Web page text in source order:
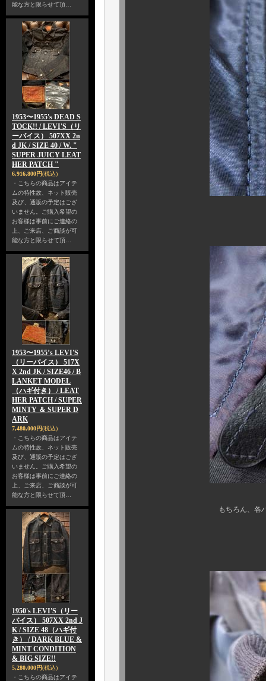
能な方と限らせて頂…
1953〜1955's DEAD S
TOCK!! / LEVI'S（リ
ーバイス） 507XX 2n
d JK / SIZE 40 / W. "
SUPER JUICY LEAT
HER PATCH "
6,916,800円(税込)
・こちらの商品はアイテ
ムの特性故、ネット販売
及び、通販の予定はござ
いません。ご購入希望の
お客様は事前にご連絡の
上、ご来店、ご商談が可
能な方と限らせて頂…
1953〜1955’s LEVI'S
（リーバイス） 517X
X 2nd JK / SIZE46 / B
LANKET MODEL
（ハギ付き） / LEAT
HER PATCH / SUPER
MINTY ＆ SUPER D
ARK
7,480,000円(税込)
・こちらの商品はアイテ
ムの特性故、ネット販売
及び、通販の予定はござ
いません。ご購入希望の
お客様は事前にご連絡の
上、ご来店、ご商談が可
能な方と限らせて頂…
1950's LEVI'S（リー
バイス） 507XX 2nd J
K / SIZE 48（ハギ付
き） / DARK BLUE &
MINT CONDITION
& BIG SIZE!!
5,280,000円(税込)
・こちらの商品はアイテ
もちろん、各パーツの交換